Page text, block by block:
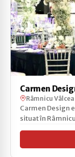
Carmen
Râmnicu Vâlcea
Carmen Design
situat în